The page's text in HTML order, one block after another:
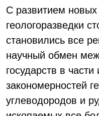
С развитием
геологоразведки
становились все
научный обмен
государств в части
закономерностей
углеводородов и